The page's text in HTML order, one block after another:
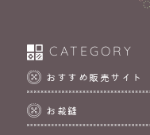
CATEGORY
おすすめ販売サイト
お裁縫